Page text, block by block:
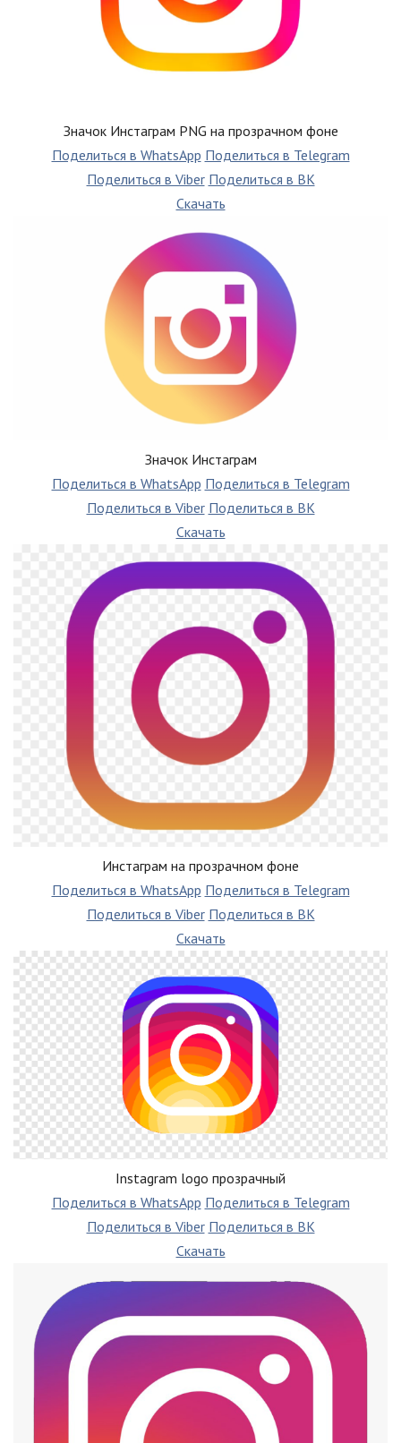
Значок Инстаграм PNG на прозрачном фоне
Поделиться в WhatsApp Поделиться в Telegram
Поделиться в Viber Поделиться в ВК
Скачать
Значок Инстаграм
Поделиться в WhatsApp Поделиться в Telegram
Поделиться в Viber Поделиться в ВК
Скачать
Инстаграм на прозрачном фоне
Поделиться в WhatsApp Поделиться в Telegram
Поделиться в Viber Поделиться в ВК
Скачать
Instagram logo прозрачный
Поделиться в WhatsApp Поделиться в Telegram
Поделиться в Viber Поделиться в ВК
Скачать